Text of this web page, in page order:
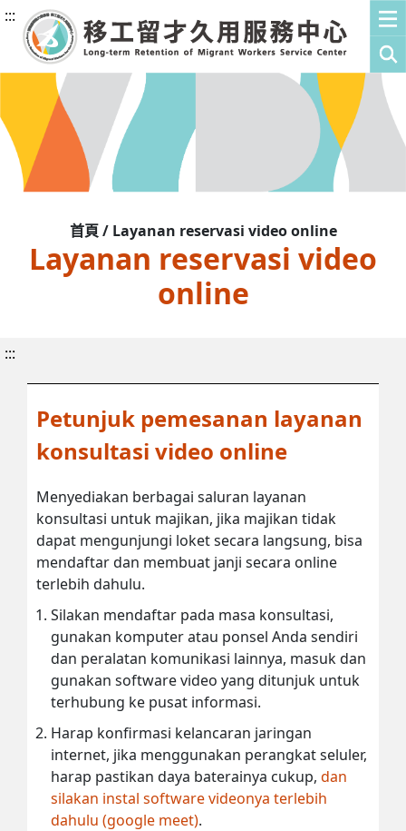
:::
首頁 / Layanan reservasi video online
Layanan reservasi video
online
:::
Petunjuk pemesanan layanan
konsultasi video online
Menyediakan berbagai saluran layanan
konsultasi untuk majikan, jika majikan tidak
dapat mengunjungi loket secara langsung, bisa
mendaftar dan membuat janji secara online
terlebih dahulu.
Silakan mendaftar pada masa konsultasi,
gunakan komputer atau ponsel Anda sendiri
dan peralatan komunikasi lainnya, masuk dan
gunakan software video yang ditunjuk untuk
terhubung ke pusat informasi.
Harap konfirmasi kelancaran jaringan
internet, jika menggunakan perangkat seluler,
harap pastikan daya baterainya cukup, dan
silakan instal software videonya terlebih
dahulu (google meet).